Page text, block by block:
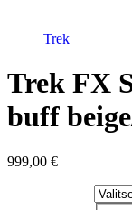
Trek
Trek FX
buff
999,00 €